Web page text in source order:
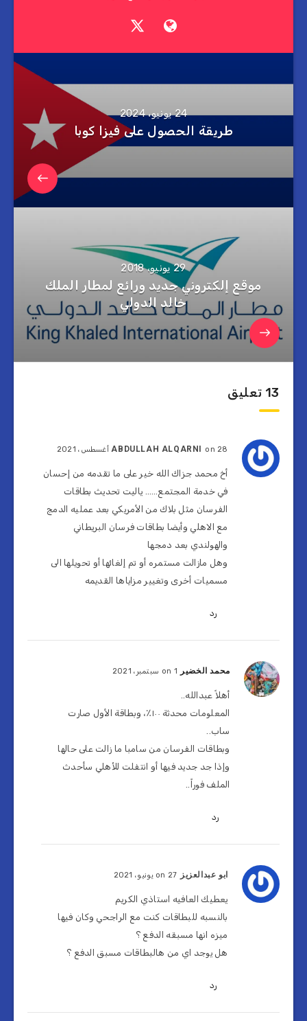
24 يونيو، 2024
طريقة الحصول على فيزا كوبا
29 يونيو، 2018
موقع إلكتروني جديد ورائع لمطار الملك
خالد الدولي
13 تعليق
ABDULLAH ALQARNI on 28 أغسطس، 2021
أخ محمد جزاك الله خير على ما تقدمه من إحسان
في خدمة المجتمع…… ياليت تحديث بطاقات
الفرسان مثل بلاك من الأمريكي بعد عمليه الدمج
مع الاهلي وأيضا بطاقات فرسان البريطاني
والهولندي بعد دمجها
وهل مازالت مستمره أو تم إلغائها أو تحويلها الى
مسميات أخرى وتغيير مزاياها القديمه
رد
محمد الخضير on 1 سبتمبر، 2021
أهلاً عبدالله..
المعلومات محدثة ١٠٠٪، وبطاقة الأول صارت
ساب..
وبطاقات الفرسان من سامبا ما زالت على حالها
وإذا جد جديد فيها أو انتفلت للأهلي سأحدث
الملف فوراً..
رد
ابو عبدالعزيز on 27 يونيو، 2021
يعطيك العافيه استاذي الكريم
بالنسبه للبطاقات كنت مع الراجحي وكان فيها
ميزه انها مسبقه الدفع ؟
هل يوجد اي من هالبطاقات مسبق الدفع ؟
رد